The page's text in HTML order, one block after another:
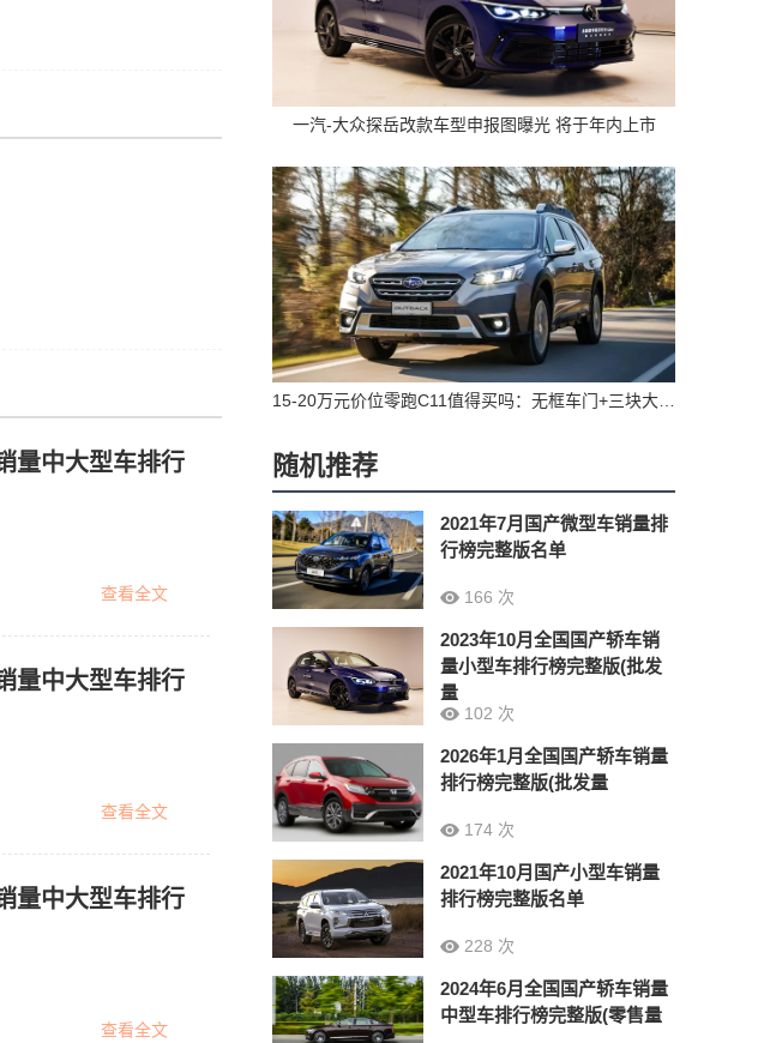
量中大型车排行
查看全文
量中大型车排行
查看全文
量中大型车排行
查看全文
一汽-大众探岳改款车型申报图曝光 将于年内上市
随机推荐
2021年7月国产微型车销量排
行榜完整版名单
166 次
2023年10月全国国产轿车销
量小型车排行榜完整版(批发
量
102 次
2026年1月全国国产轿车销量
排行榜完整版(批发量
174 次
2021年10月国产小型车销量
排行榜完整版名单
228 次
2024年6月全国国产轿车销量
中型车排行榜完整版(零售量